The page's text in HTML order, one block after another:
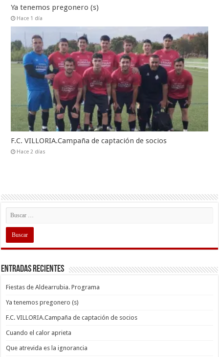
Ya tenemos pregonero (s)
Hace 1 día
F.C. VILLORIA.Campaña de captación de socios
Hace 2 días
Entradas recientes
Fiestas de Aldearrubia. Programa
Ya tenemos pregonero (s)
F.C. VILLORIA.Campaña de captación de socios
Cuando el calor aprieta
Que atrevida es la ignorancia